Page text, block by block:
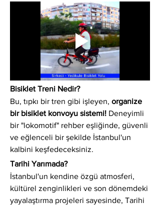
Bisiklet Treni Nedir?
Bu, tıpkı bir tren gibi işleyen, organize
bir bisiklet konvoyu sistemi! Deneyimli
bir "lokomotif" rehber eşliğinde, güvenli
ve eğlenceli bir şekilde İstanbul'un
kalbini keşfedeceksiniz.
Tarihi Yarımada?
İstanbul'un kendine özgü atmosferi,
kültürel zenginlikleri ve son dönemdeki
yayalaştırma projeleri sayesinde, Tarihi